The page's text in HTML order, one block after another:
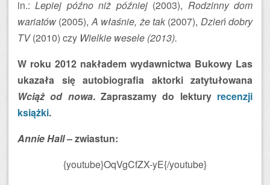
in.:Lepiej późno niż później(2003), Rodzinny dom
wariatów (2005),A właśnie, że tak(2007), Dzień dobry
TV(2010) czy Wielkie wesele (2013).
W roku 2012 nakładem wydawnictwa Bukowy Las
ukazała się autobiografia aktorki zatytułowana
Wciąż od nowa. Zapraszamy do lektury recenzji
książki.
Annie Hall– zwiastun:
{youtube}OqVgCfZX-yE{/youtube}